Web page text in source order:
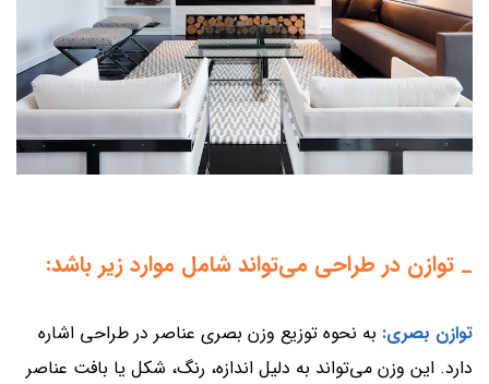
_ توازن در طراحی می‌تواند شامل موارد زیر باشد:
توازن بصری: به نحوه توزیع وزن بصری عناصر در طراحی اشاره
دارد. این وزن می‌تواند به دلیل اندازه، رنگ، شکل یا بافت عناصر